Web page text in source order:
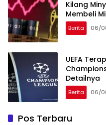
Kilang
Membeli
Berita 06/
UEFA
Detailnya
Berita 06/
Pos Terbaru